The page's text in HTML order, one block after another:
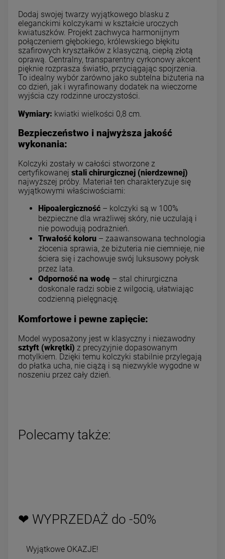
Dodaj swojej twarzy wyjątkowego blasku z
eleganckimi kolczykami w kształcie uroczych
kwiatuszków. Projekt zachwyca harmonijnym
połączeniem głębokiego, królewskiego błękitu
szafirowych kryształków z klasyczną, ciepłą złotą
oprawą. Centralny, transparentny cyrkonowy akcent
pięknie rozprasza światło, przyciągając spojrzenia.
To idealny wybór zarówno jako subtelna biżuteria na
co dzień, jak i wyrafinowany dodatek na wieczorne
wyjścia czy rodzinne uroczystości.
Wymiary: kwiatki wielkości 0,8 cm.
Bezpieczeństwo i najwyższa jakość
wykonania:
Kolczyki zostały w całości stworzone z
certyfikowanej stali chirurgicznej (nierdzewnej)
najwyższej próby. Materiał ten charakteryzuje się
wyjątkowymi właściwościami:
Hipoalergiczność – kolczyki są w 100%
bezpieczne dla wrażliwej skóry, nie uczulają i
nie powodują podrażnień.
Trwałość koloru – zaawansowana technologia
złocenia sprawia, że biżuteria nie ciemnieje, nie
ściera się i zachowuje swój luksusowy połysk
przez lata.
Odporność na wodę – stal chirurgiczna
doskonale radzi sobie z wilgocią, ułatwiając
codzienną pielęgnację.
Komfortowe i pewne zapięcie:
Model wyposażony jest w klasyczny i niezawodny
sztyft (wkrętki) z precyzyjnie dopasowanym
motylkiem. Dzięki temu kolczyki stabilnie przylegają
do płatka ucha, nie ciążą i są niezwykle wygodne w
noszeniu przez cały dzień.
Polecamy także:
❤ WYPRZEDAŻ do -50%
Wyjątkowe OKAZJE!